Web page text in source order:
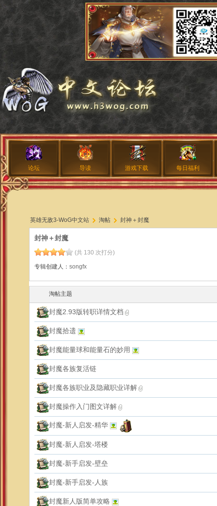
论坛 导读 游戏下载 每日福利
英雄无敌3-WoG中文站 淘帖 封神＋封魔
封神＋封魔
(共 130 次打分)
专辑创建人： songfx
淘帖主题
封魔2.93版转职详情文档
封魔拾遗
封魔能量球和能量石的妙用
封魔各族复活链
封魔各族职业及隐藏职业详解
封魔操作入门图文详解
封魔-新人启发-精华
封魔-新人启发-塔楼
封魔-新手启发-壁垒
封魔-新手启发-人族
封魔新人版简单攻略